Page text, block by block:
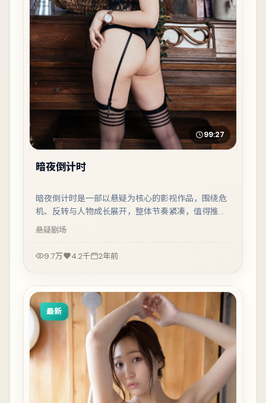
99:27
暗夜倒计时
暗夜倒计时是一部以悬疑为核心的影视作品，围绕危
机、反转与人物成长展开，整体节奏紧凑，值得推荐
观看。
悬疑剧场
9.7万 4.2千 2年前
最新